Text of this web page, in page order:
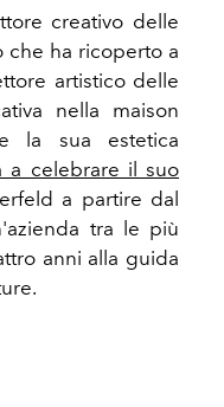
creativo delle
che ha ricoperto a
artistico delle
nella maison
la sua estetica
a celebrare il suo
a partire dal
tra le più
anni alla guida